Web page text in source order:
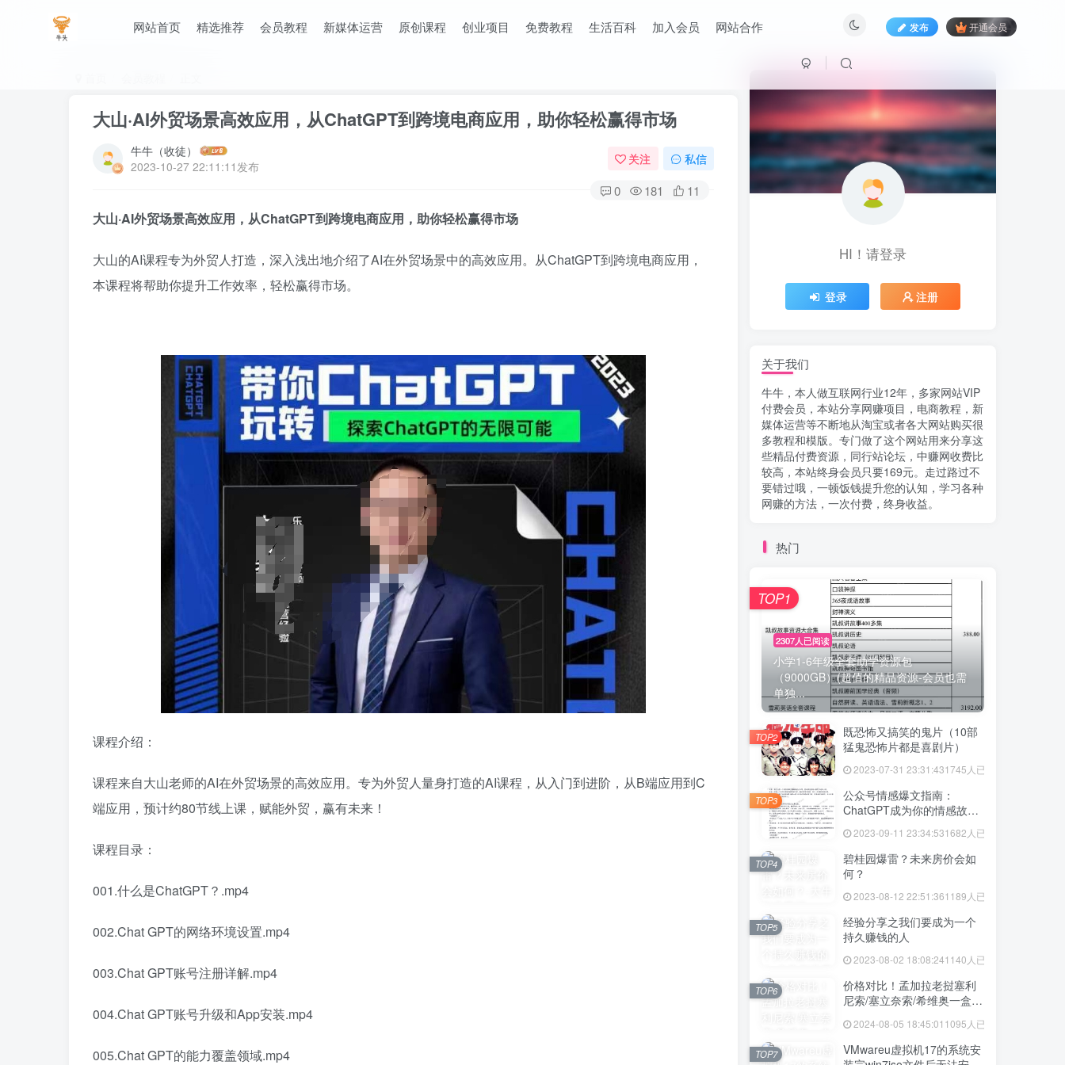
网站首页 精选推荐 会员教程 新媒体运营 原创课程 创业项目 免费教程 生活百科 加入会员 网站合作 发布 开通会员
大山·AI外贸场景高效应用，从ChatGPT到跨境电商应用，助你轻松赢得市场
牛牛（收徒）
2023-10-27 22:11:11发布
关注 私信
0 181 11
大山·AI外贸场景高效应用，从ChatGPT到跨境电商应用，助你轻松赢得市场
大山的AI课程专为外贸人打造，深入浅出地介绍了AI在外贸场景中的高效应用。从ChatGPT到跨境电商应用，
本课程将帮助你提升工作效率，轻松赢得市场。
课程介绍：
课程来自大山老师的AI在外贸场景的高效应用。专为外贸人量身打造的AI课程，从入门到进阶，从B端应用到C
端应用，预计约80节线上课，赋能外贸，赢有未来！
课程目录：
001.什么是ChatGPT？.mp4
002.Chat GPT的网络环境设置.mp4
003.Chat GPT账号注册详解.mp4
004.Chat GPT账号升级和App安装.mp4
005.Chat GPT的能力覆盖领域.mp4
HI！请登录
HI！请登录
登录 注册
关于我们
牛牛，本人做互联网行业12年，多家网站VIP
付费会员，本站分享网赚项目，电商教程，新
媒体运营等不断地从淘宝或者各大网站购买很
多教程和模版。专门做了这个网站用来分享这
些精品付费资源，同行站论坛，中赚网收费比
较高，本站终身会员只要169元。走过路过不
要错过哦，一顿饭钱提升您的认知，学习各种
网赚的方法，一次付费，终身收益。
热门
2307人已阅读
小学1-6年级全套助学资源包
（9000GB）(超值的精品资源-会员也需
单独...
TOP1
既恐怖又搞笑的鬼片（10部
猛鬼恐怖片都是喜剧片）
2023-07-31 23:31:431745人已阅读
TOP2
公众号情感爆文指南：
ChatGPT成为你的情感故事
好帮手！
2023-09-11 23:34:531682人已阅读
TOP3
碧桂园爆雷？未来房价会如
何？
2023-08-12 22:51:361189人已阅读
TOP4
经验分享之我们要成为一个
持久赚钱的人
2023-08-02 18:08:241140人已阅读
TOP5
价格对比！孟加拉老挝塞利
尼索/塞立奈索/希维奥一盒价
2024-08-05 18:45:01 1095人已阅读
TOP6
VMwareu虚拟机17的系统安
TOP7